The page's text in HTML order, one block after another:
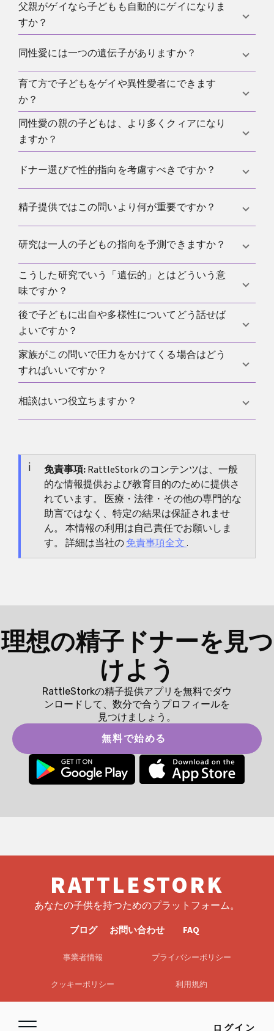
ログイン
父親がゲイなら子どもも自動的にゲイになりま
すか？
いいえ。親の性的指向は、子どもの将来の指向を信
同性愛には一つの遺伝子がありますか？
いいえ。研究は多くの小さな遺伝的寄与を示してい
ますが、一つの遺伝子が指向を固定するわけではあ
りません。
育て方で子どもをゲイや異性愛者にできます
か？
現在の知見ではできません。親は関係の安全、価値
観、多様性への向き合い方に影響しますが、指向を
同性愛の親の子どもは、より多くクィアになり
ますか？
現在の研究では、個々の子どもについて信頼できる
己記述の違いを報告する研究もありますが、発達と
ドナー選びで性的指向を考慮すべきですか？
子どもの将来の指向との関連について、それを支え
タ、家族歴、信頼性、そして明確な合意です。
精子提供ではこの問いより何が重要ですか？
感染症スクリーニング、正直な健康情報、記録され
らに問題視しない環境の方が重要です。実際には
子ドナーへの質問
を構造的に見る方が役立ちます。
研究は一人の子どもの指向を予測できますか？
いいえ。現代遺伝学の重要なポイントは、統計的関
連は個人予測ではないということです。
こうした研究でいう「遺伝的」とはどういう意
味ですか？
それは集団間の差に対する統計的寄与を意味し、親
から特定の子へ確実に受け渡されるという意味では
ありません。ここでの「遺伝的」は予測可能という
意味ではありません。
後で子どもに出自や多様性についてどう話せば
よいですか？
落ち着いて、年齢に合った形で、不要な秘密を作ら
ずに話すのが最善です。多くの場合、子どもは無理
多くを得ます。そのための言葉の枠組みとして、
固
定的なラベルなしの性的指向の記事も役立ちます。
家族がこの問いで圧力をかけてくる場合はどう
すればいいですか？
多くの場合、会話を遺伝神話から、健康、安定、出
相談はいつ役立ちますか？
ボーファミリーに関する葛藤が意思決定を支配して
いるなら、心理社会的相談は非常に有用です。
免責事項:RattleStork のコンテンツは、一般
的な情報提供および教育目的のために提供さ
れています。 医療・法律・その他の専門的な
助言ではなく、特定の結果は保証されませ
ん。 本情報の利用は自己責任でお願いしま
す。 詳細は当社の免責事項全文.
理想の精子ドナーを見つ
けよう
RattleStorkの精子提供アプリを無料でダウ
ンロードして、数分で合うプロフィールを
見つけましょう。
無料で始める
RATTLESTORK
あなたの子供を持つためのプラットフォーム。
ブログ お問い合わせ FAQ
事業者情報 プライバシーポリシー
クッキーポリシー 利用規約